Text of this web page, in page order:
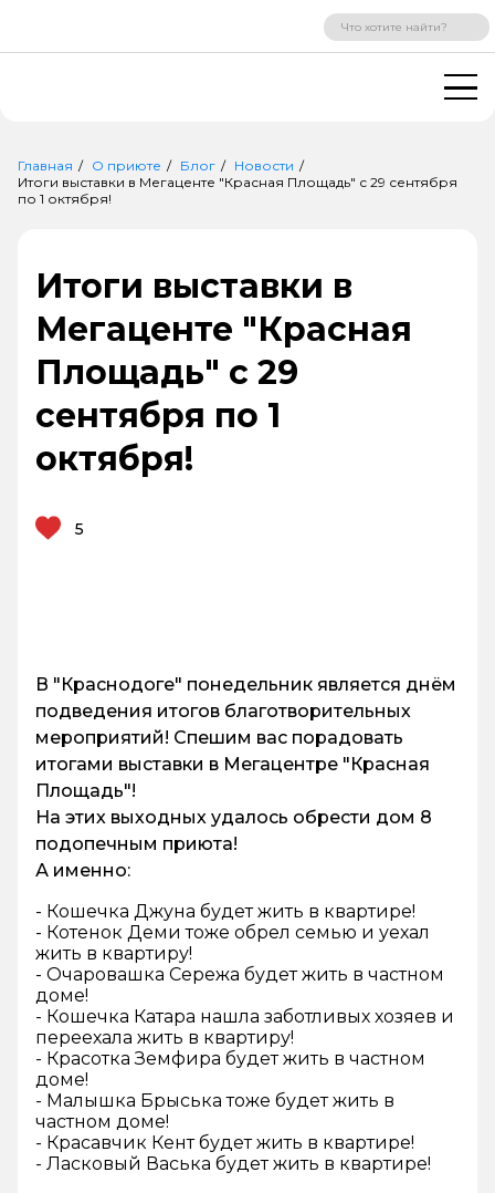
ВХОД РЕГИСТРАЦИЯ
Главная О приюте Блог
Новости
Итоги выставки в Мегаценте "Красная Площадь" с 29 сентября
по 1 октября!
Итоги выставки в
Мегаценте "Красная
Площадь" с 29
сентября по 1
октября!
5
В "Краснодоге" понедельник является днём
подведения итогов благотворительных
мероприятий! Спешим вас порадовать
итогами выставки в Мегацентре "Красная
Площадь"!
На этих выходных удалось обрести дом 8
подопечным приюта!
А именно:
- Кошечка Джуна будет жить в квартире!
- Котенок Деми тоже обрел семью и уехал
жить в квартиру!
- Очаровашка Сережа будет жить в частном
доме!
- Кошечка Катара нашла заботливых хозяев и
переехала жить в квартиру!
- Красотка Земфира будет жить в частном
доме!
- Малышка Брыська тоже будет жить в
частном доме!
- Красавчик Кент будет жить в квартире!
- Ласковый Васька будет жить в квартире!